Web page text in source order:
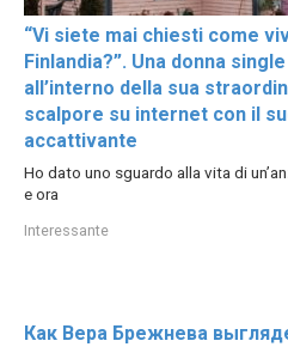
“Vi siete mai chiesti come
Finlandia?”. Una donna
all’interno della sua
scalpore su internet con il
accattivante
Ho dato uno sguardo alla vita di
e ora
Interessante
Как Вера Брежнева